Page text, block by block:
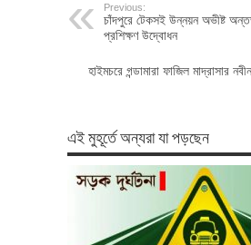
Previous:
চাঁদপুরে টেকসই উন্নয়ন অভীষ্ট
প্রশিক্ষণ উদ্বোধন
হাইমচরে গন্ডামারা ফাজিল মাদ্রাসার
এই মুহূর্তে অন্যরা যা পড়ছেন